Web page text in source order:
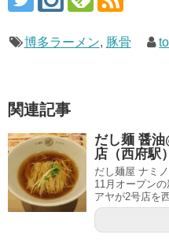
博多ラーメン, 豚骨
関連記事
だし麺 醤
店（西
だし麺屋 ナミ
11月オープン
アヤが2号店を